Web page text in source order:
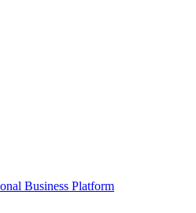
Business Platform